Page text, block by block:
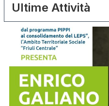
Ultime Attività